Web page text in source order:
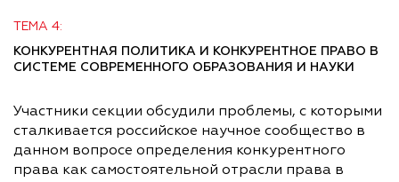
ТЕМА 4:
КОНКУРЕНТНАЯ ПОЛИТИКА И КОНКУРЕНТНОЕ ПРАВО В
СИСТЕМЕ СОВРЕМЕННОГО ОБРАЗОВАНИЯ И НАУКИ
Участники секции обсудили проблемы, с которыми
сталкивается российское научное сообщество в
данном вопросе определения конкурентного
права как самостоятельной отрасли права в